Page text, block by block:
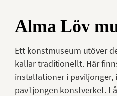
Alma Löv
Ett konstmuseum utöver
kallar traditionellt. Här
installationer i paviljonger,
paviljongen konstverket.